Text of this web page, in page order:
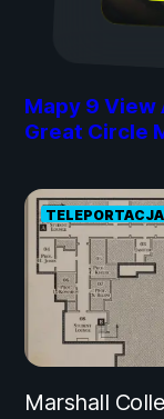
Mapy 9 View
Great Circle
TELEPORTACJA
Marshall